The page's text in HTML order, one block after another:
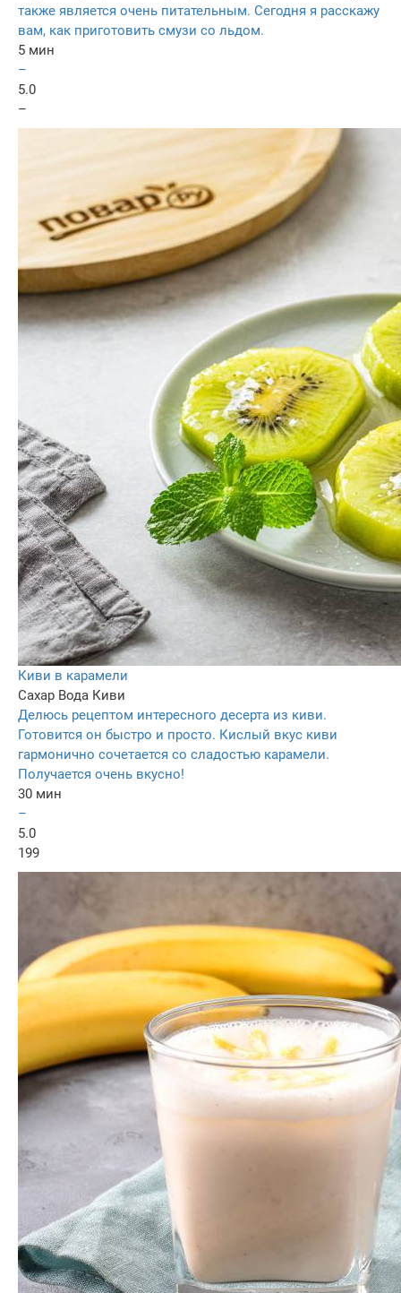
также является очень питательным. Сегодня я расскажу
вам, как приготовить смузи со льдом.
5 мин
–
5.0
–
Киви в карамели
Сахар Вода Киви
Делюсь рецептом интересного десерта из киви.
Готовится он быстро и просто. Кислый вкус киви
гармонично сочетается со сладостью карамели.
Получается очень вкусно!
30 мин
–
5.0
199